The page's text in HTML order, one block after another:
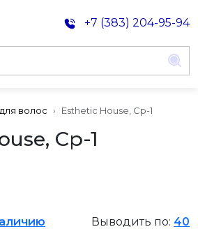
+7 (383) 204-95-94
волос Esthetic House, Cp-1
Cp-1
Выводить по: 40